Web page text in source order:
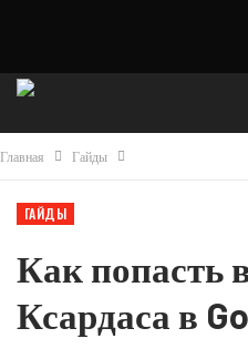
Главная Гайды
ГАЙДЫ
Как попасть
Ксардаса в